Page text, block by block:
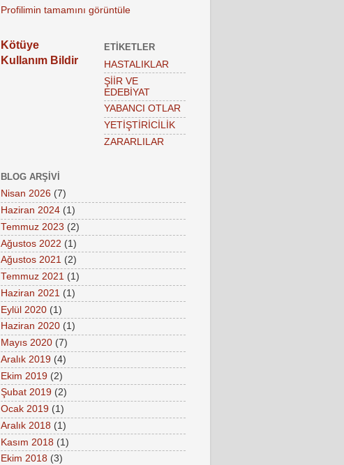
Profilimin tamamını görüntüle
Kötüye
Kullanım Bildir
ETIKETLER
HASTALIKLAR
ŞİİR VE
EDEBİYAT
YABANCI OTLAR
YETİŞTİRİCİLİK
ZARARLILAR
BLOG ARŞIVI
Nisan 2026 (7)
Haziran 2024 (1)
Temmuz 2023 (2)
Ağustos 2022 (1)
Ağustos 2021 (2)
Temmuz 2021 (1)
Haziran 2021 (1)
Eylül 2020 (1)
Haziran 2020 (1)
Mayıs 2020 (7)
Aralık 2019 (4)
Ekim 2019 (2)
Şubat 2019 (2)
Ocak 2019 (1)
Aralık 2018 (1)
Kasım 2018 (1)
Ekim 2018 (3)